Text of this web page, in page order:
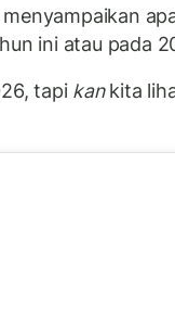
ini atau pada
tapi kankita